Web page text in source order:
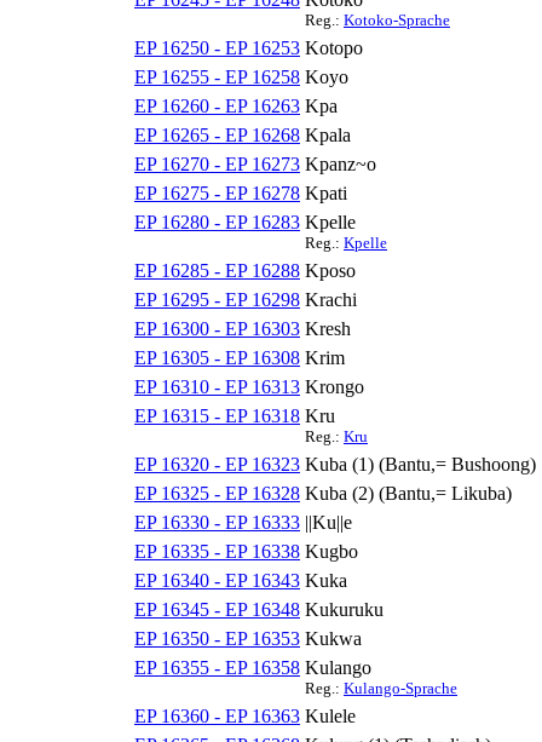
Reg.: Kotoko-Sprache
EP 16250 - EP 16253 Kotopo
EP 16255 - EP 16258 Koyo
EP 16260 - EP 16263 Kpa
EP 16265 - EP 16268 Kpala
EP 16270 - EP 16273 Kpanz~o
EP 16275 - EP 16278 Kpati
EP 16280 - EP 16283 Kpelle
Reg.: Kpelle
EP 16285 - EP 16288 Kposo
EP 16295 - EP 16298 Krachi
EP 16300 - EP 16303 Kresh
EP 16305 - EP 16308 Krim
EP 16310 - EP 16313 Krongo
EP 16315 - EP 16318 Kru
Reg.: Kru
EP 16320 - EP 16323 Kuba (1) (Bantu,= Bushoong)
EP 16325 - EP 16328 Kuba (2) (Bantu,= Likuba)
EP 16330 - EP 16333 ||Ku||e
EP 16335 - EP 16338 Kugbo
EP 16340 - EP 16343 Kuka
EP 16345 - EP 16348 Kukuruku
EP 16350 - EP 16353 Kukwa
EP 16355 - EP 16358 Kulango
Reg.: Kulango-Sprache
EP 16360 - EP 16363 Kulele